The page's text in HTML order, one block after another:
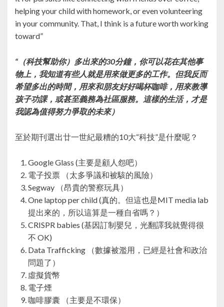
helping your child with homework, or even volunteering
in your community. That, I think is a future worth working
toward”
“（科技幫助你）多出來的30分鐘，你可以花在其他事
物上，我知道有些人就是用來做更多的工作。但我反而
希望多出的時間，用來和朋友好好喝杯咖啡，用來教導
孩子功課，或甚至義務為社區服務。這樣的生活，才是
我認為值得努力爭取的未來）
至於期刊選出廿一世紀最糟的10大“科技”是什麼呢？
Google Glass (主要是顧人怨吧）
電子投票 （太多爭議和被駭的風險）
Segway （昂貴的警察玩具）
One laptop per child (真的。但這也是MIT media lab
提出來的，所以這算是一種自省嗎？）
CRISPR babies (基因訂制嬰兒，光翻譯我就覺得很
不 OK)
Data Trafficking （數據被濫用，已經是社會和政治
問題了）
虛擬貨幣
電子煙
咖啡膠囊 （主要是不環保）